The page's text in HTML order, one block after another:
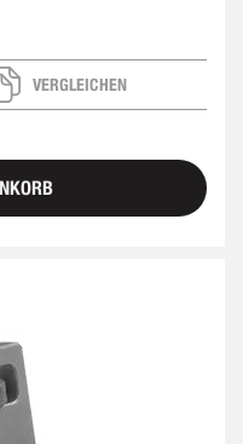
VERGLEICHEN